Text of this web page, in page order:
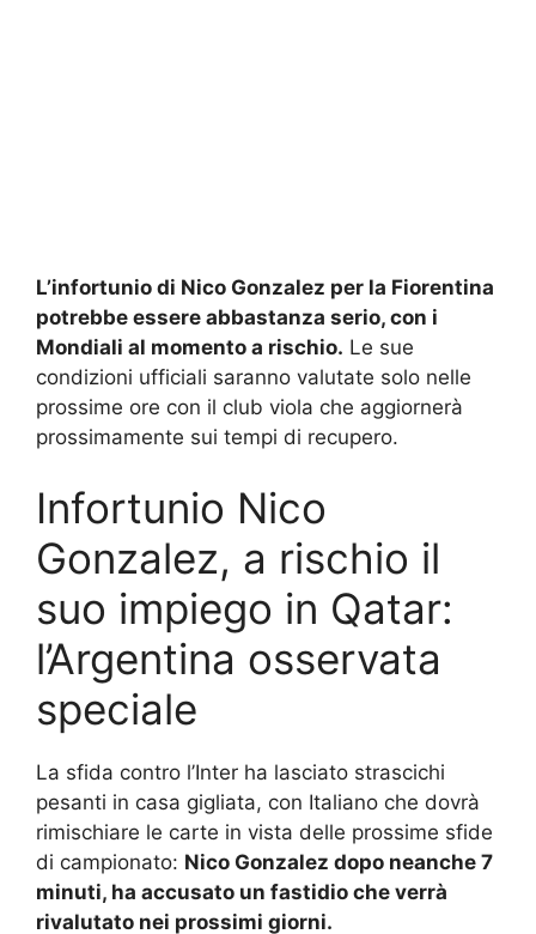
L’infortunio di Nico Gonzalez per la Fiorentina
potrebbe essere abbastanza serio, con i
Mondiali al momento a rischio. Le sue
condizioni ufficiali saranno valutate solo nelle
prossime ore con il club viola che aggiornerà
prossimamente sui tempi di recupero.
Infortunio Nico
Gonzalez, a rischio il
suo impiego in Qatar:
l’Argentina osservata
speciale
La sfida contro l’Inter ha lasciato strascichi
pesanti in casa gigliata, con Italiano che dovrà
rimischiare le carte in vista delle prossime sfide
di campionato: Nico Gonzalez dopo neanche 7
minuti, ha accusato un fastidio che verrà
rivalutato nei prossimi giorni.